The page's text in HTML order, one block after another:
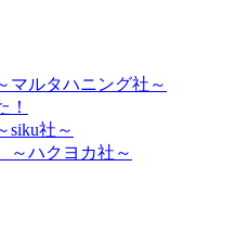
マルタハニング社～
！
siku社～
ハクヨカ社～